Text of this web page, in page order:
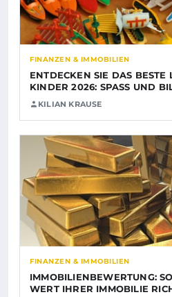
FINANZEN & IMMOBILIEN
ENTDECKEN SIE DAS BESTE
KINDER 2026: SPASS UND
KILIAN KRAUSE
FINANZEN & IMMOBILIEN
IMMOBILIENBEWERTUNG:
WERT IHRER IMMOBILIE